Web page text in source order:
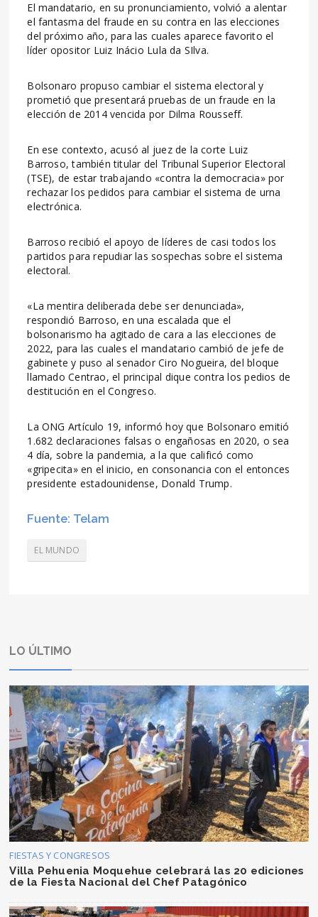
El mandatario, en su pronunciamiento, volvió a alentar
el fantasma del fraude en su contra en las elecciones
del próximo año, para las cuales aparece favorito el
líder opositor Luiz Inácio Lula da SIlva.
Bolsonaro propuso cambiar el sistema electoral y
prometió que presentará pruebas de un fraude en la
elección de 2014 vencida por Dilma Rousseff.
En ese contexto, acusó al juez de la corte Luiz
Barroso, también titular del Tribunal Superior Electoral
(TSE), de estar trabajando «contra la democracia» por
rechazar los pedidos para cambiar el sistema de urna
electrónica.
Barroso recibió el apoyo de líderes de casi todos los
partidos para repudiar las sospechas sobre el sistema
electoral.
«La mentira deliberada debe ser denunciada»,
respondió Barroso, en una escalada que el
bolsonarismo ha agitado de cara a las elecciones de
2022, para las cuales el mandatario cambió de jefe de
gabinete y puso al senador Ciro Nogueira, del bloque
llamado Centrao, el principal dique contra los pedios de
destitución en el Congreso.
La ONG Artículo 19, informó hoy que Bolsonaro emitió
1.682 declaraciones falsas o engañosas en 2020, o sea
4 día, sobre la pandemia, a la que calificó como
«gripecita» en el inicio, en consonancia con el entonces
presidente estadounidense, Donald Trump.
Fuente: Telam
EL MUNDO
LO ÚLTIMO
FIESTAS Y CONGRESOS
Villa Pehuenia Moquehue celebrará las 20 ediciones
de la Fiesta Nacional del Chef Patagónico